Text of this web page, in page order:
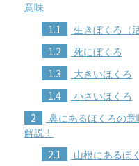
意味
1.1 生きぼくろ（
1.2 死にぼくろ
1.3 大きいほくろ
1.4 小さいほくろ
2
鼻にあるほくろの
解説！
2.1 山根にあるほ